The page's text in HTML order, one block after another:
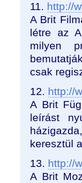
11. http://
A Brit
létre az
milyen
csak
12. http://
A Brit
leírást
keresztül
13. http://
A Brit